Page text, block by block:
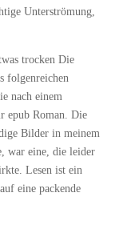
Unterströmung,
trocken Die
folgenreichen
nach einem
epub Roman. Die
Bilder in meinem
war eine, die leider
Lesen ist ein
eine packende